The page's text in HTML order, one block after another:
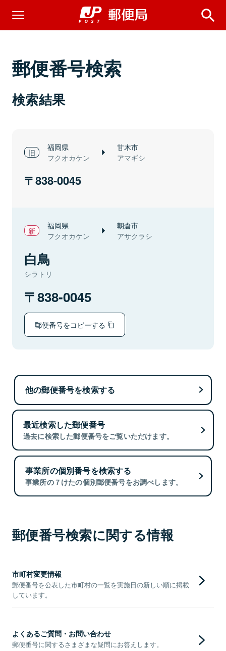
郵便番号検索
検索結果
福岡県
フクオカケン
甘木市
アマギシ
838-0045
福岡県
フクオカケン
朝倉市
アサクラシ
白鳥
シラトリ
838-0045
郵便番号をコピーする
他の郵便番号を検索する
最近検索した郵便番号
過去に検索した郵便番号をご覧いただけます。
事業所の個別番号を検索する
事業所の７けたの個別郵便番号をお調べします。
郵便番号検索に関する情報
市町村変更情報
郵便番号を公表した市町村の一覧を実施日の新しい順に掲載
しています。
よくあるご質問・お問い合わせ
郵便番号に関するさまざまな疑問にお答えします。